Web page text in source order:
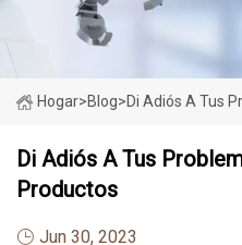
Hogar>Blog>Di Adiós A Tus
Di Adiós A Tus
Productos
Jun 30, 2023